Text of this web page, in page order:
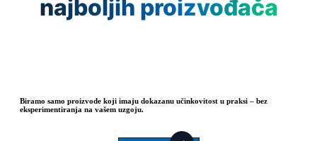
najboljih proizvođača
Biramo samo proizvode koji imaju dokazanu učinkovitost u praksi – bez
eksperimentiranja na vašem uzgoju.